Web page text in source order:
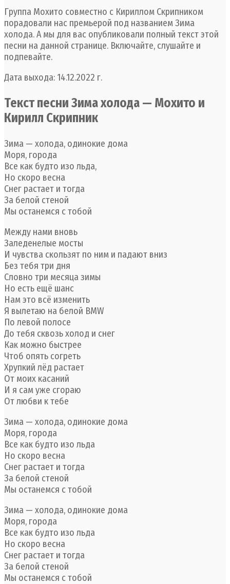
Группа Мохито совместно с Кириллом Скрипником
порадовали нас премьерой под названием Зима
холода. А мы для вас опубликовали полный текст этой
песни на данной странице. Включайте, слушайте и
подпевайте.
Дата выхода: 14.12.2022 г.
Текст песни Зима холода — Мохито и
Кирилл Скрипник
Зима — холода, одинокие дома
Моря, города
Все как будто изо льда,
Но скоро весна
Снег растает и тогда
За белой стеной
Мы останемся с тобой
Между нами вновь
Заледенелые мосты
И чувства скользят по ним и падают вниз
Без тебя три дня
Словно три месяца зимы
Но есть ещё шанс
Нам это всё изменить
Я вылетаю на белой BMW
По левой полосе
До тебя сквозь холод и снег
Как можно быстрее
Чтоб опять согреть
Хрупкий лёд растает
От моих касаний
И я сам уже сгораю
От любви к тебе
Зима — холода, одинокие дома
Моря, города
Все как будто изо льда
Но скоро весна
Снег растает и тогда
За белой стеной
Мы останемся с тобой
Зима — холода, одинокие дома
Моря, города
Все как будто изо льда
Но скоро весна
Снег растает и тогда
За белой стеной
Мы останемся с тобой